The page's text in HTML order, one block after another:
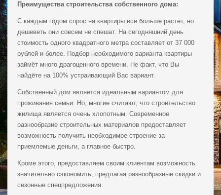
Преимущества строительства собственного дома:
C каждым годом спрос на квартиры всё больше растёт, но
дешеветь они совсем не спешат. На сегодняшний день
стоимость одного квадратного метра составляет от 37 000
рублей и более. Подбор необходимого варианта квартиры
займёт много драгоценного времени. Не факт, что Вы
найдёте на 100% устраивающий Вас вариант.
Собственный дом является идеальным вариантом для
проживания семьи. Но, многие считают, что строительство
жилища является очень хлопотным. Современное
разнообразие строительных материалов предоставляет
возможность получить необходимое строение за
приемлемые деньги, а главное быстро.
Кроме этого, предоставляем своим клиентам возможность
значительно сэкономить, предлагая разнообразные скидки и
сезонные спецпредложения.